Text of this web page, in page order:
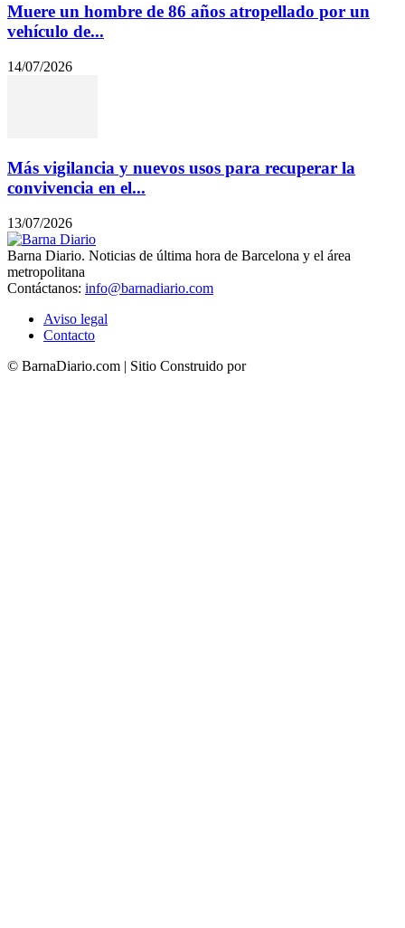
Muere un hombre de 86 años atropellado por un
vehículo de...
14/07/2026
Más vigilancia y nuevos usos para recuperar la
convivencia en el...
13/07/2026
Barna Diario. Noticias de última hora de Barcelona y el área
metropolitana
Contáctanos: info@barnadiario.com
Aviso legal
Contacto
© BarnaDiario.com | Sitio Construido por